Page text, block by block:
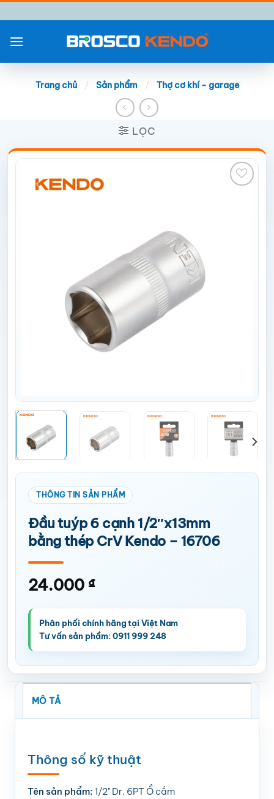
đến
nội
Trang chủ / Sản phẩm / Thợ cơ khí - garage
LỌC
Đầu tuýp 6 cạnh 1/2″x13mm
bằng thép CrV Kendo – 16706
24.000 ₫
MÔ TẢ
Thông số kỹ thuật
Tên sản phẩm: 1/2" Dr. 6PT Ổ cắm